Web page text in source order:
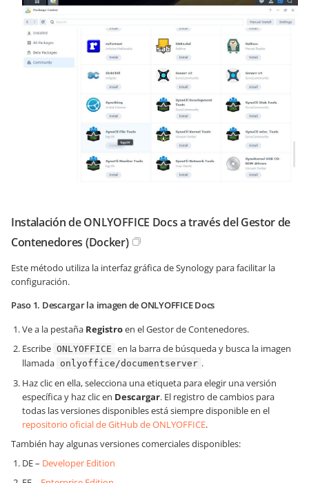
Instalación de ONLYOFFICE Docs a través del Gestor de
Contenedores (Docker)
Este método utiliza la interfaz gráfica de Synology para facilitar la
configuración.
Paso 1. Descargar la imagen de ONLYOFFICE Docs
Ve a la pestaña Registroen el Gestor de Contenedores.
Escribe ONLYOFFICE en la barra de búsqueda y busca la imagen
llamada onlyoffice/documentserver .
Haz clic en ella, selecciona una etiqueta para elegir una versión
específica y haz clic en Descargar. El registro de cambios para
todas las versiones disponibles está siempre disponible en el
repositorio oficial de GitHub de ONLYOFFICE.
También hay algunas versiones comerciales disponibles:
DE – Developer Edition